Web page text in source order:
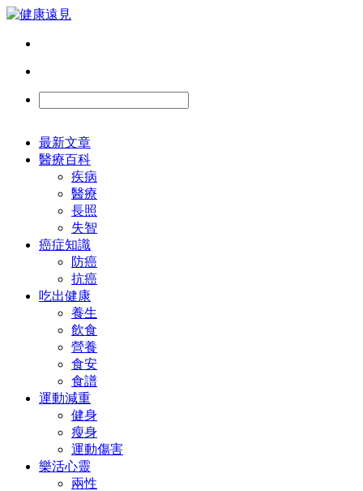
最新文章
醫療百科
疾病
醫療
長照
失智
癌症知識
防癌
抗癌
吃出健康
養生
飲食
營養
食安
食譜
運動減重
健身
瘦身
運動傷害
樂活心靈
兩性